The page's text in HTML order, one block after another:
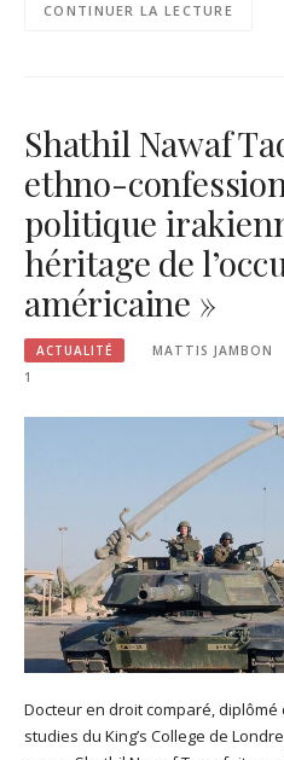
CONTINUER LA LECTURE
Shathil Nawaf
ethno-
politique
héritage de
américaine »
ACTUALITÉ MATTIS JAMBON
1
Docteur en droit comparé,
studies du King’s College de